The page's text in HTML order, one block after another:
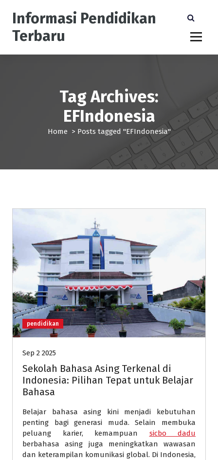
Informasi Pendidikan
Terbaru
Tag Archives:
EFIndonesia
Home > Posts tagged "EFIndonesia"
pendidikan
Sep 2 2025
Sekolah Bahasa Asing Terkenal di
Indonesia: Pilihan Tepat untuk Belajar
Bahasa
Belajar bahasa asing kini menjadi kebutuhan
penting bagi generasi muda. Selain membuka
peluang karier, kemampuan sicbo dadu
berbahasa asing juga meningkatkan wawasan
dan keterampilan komunikasi global. Di Indonesia,